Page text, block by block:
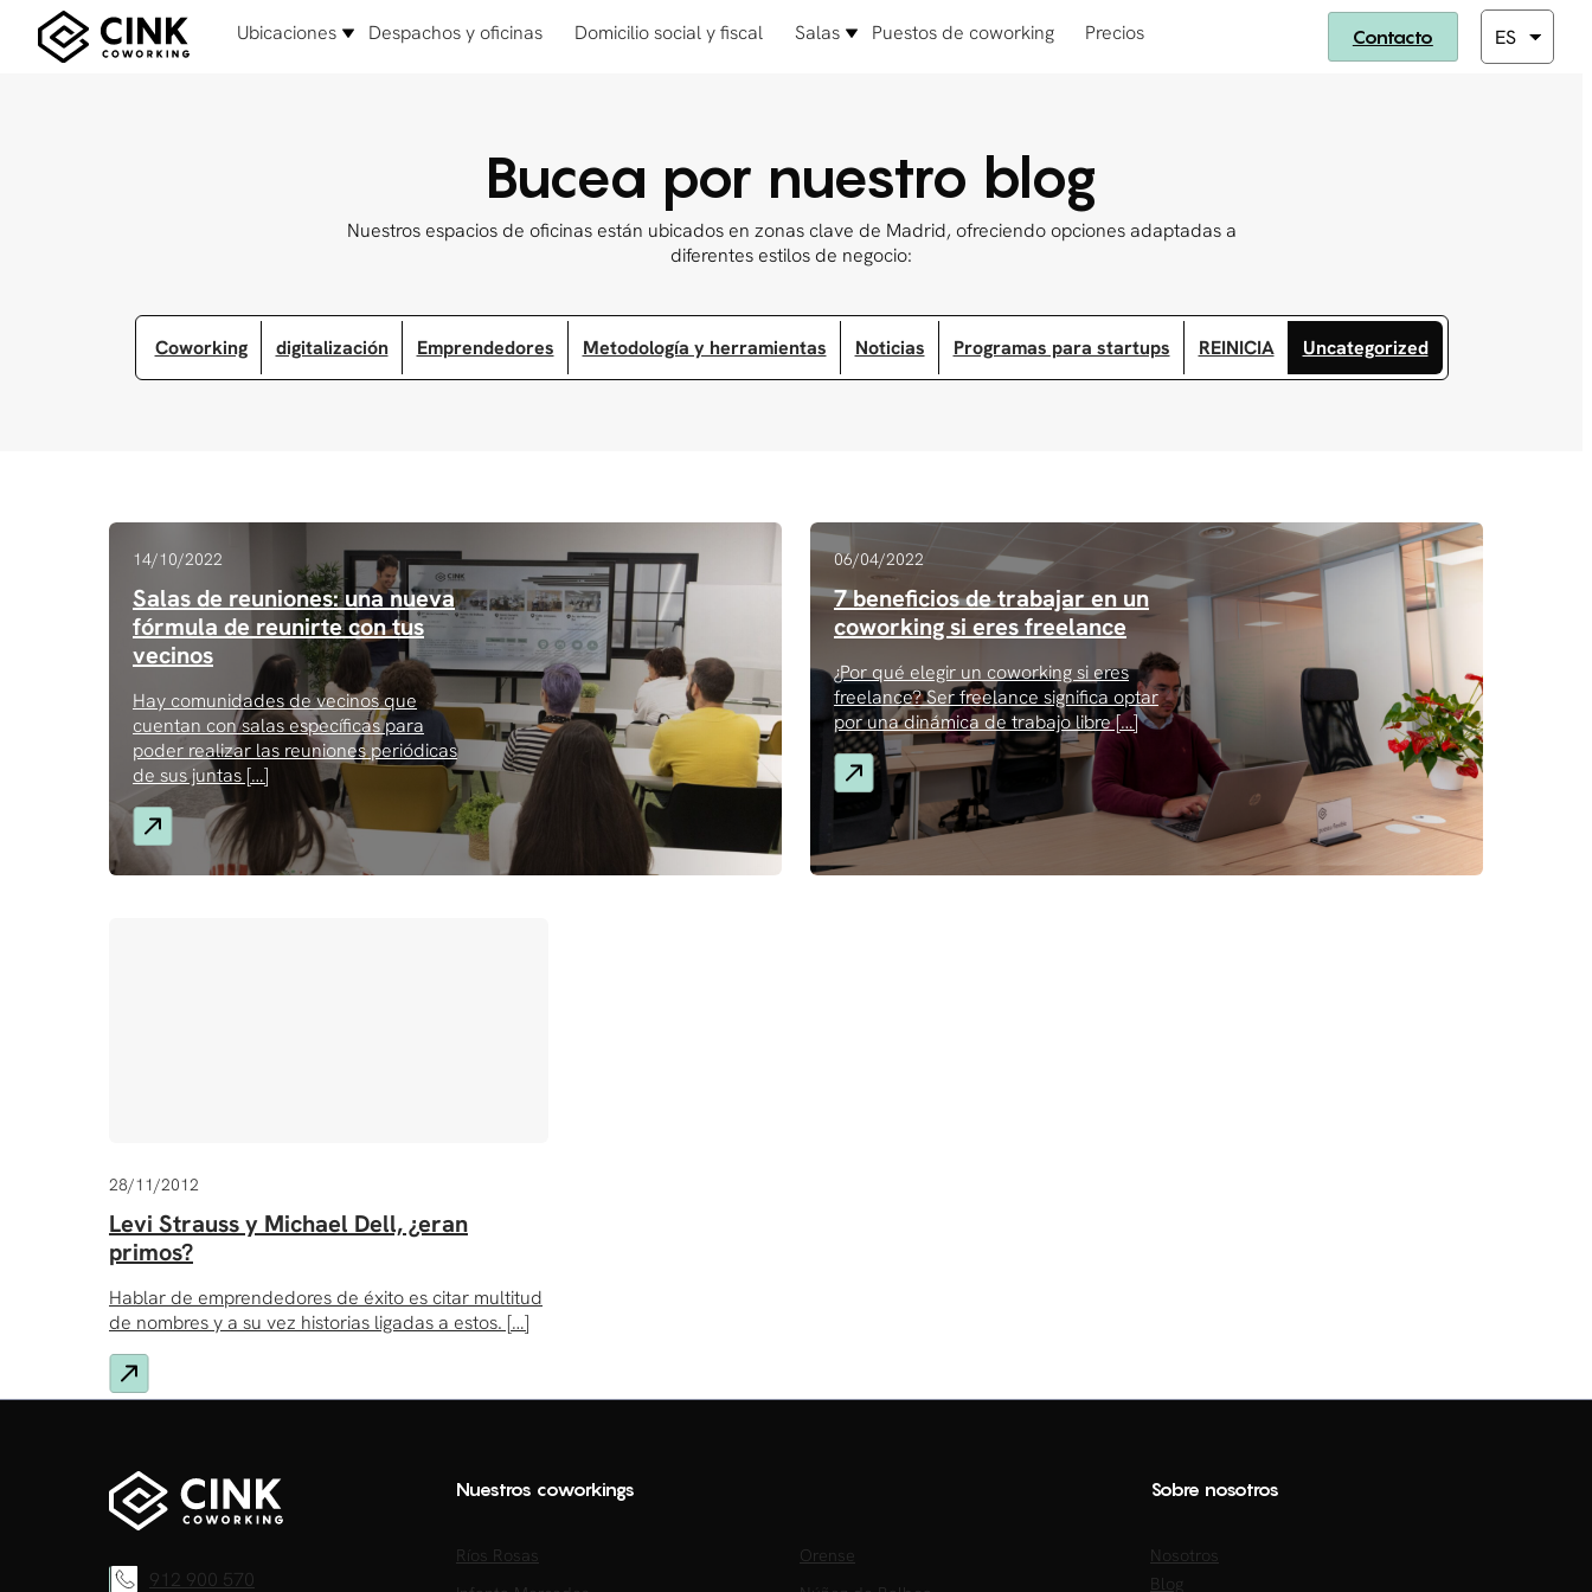
Ubicaciones Despachos y oficinas Domicilio social y fiscal Salas Puestos de coworking Precios Contacto
Bucea por nuestro blog
Nuestros espacios de oficinas están ubicados en zonas clave de Madrid, ofreciendo opciones adaptadas a
diferentes estilos de negocio:
Coworking digitalización Emprendedores Metodología y herramientas Noticias Programas para startups REINICIA Uncategorized
14/10/2022
Salas de reuniones: una nueva
fórmula de reunirte con tus
vecinos
Hay comunidades de vecinos que
cuentan con salas específicas para
poder realizar las reuniones periódicas
de sus juntas […]
06/04/2022
7 beneficios de trabajar en un
coworking si eres freelance
¿Por qué elegir un coworking si eres
freelance? Ser freelance significa optar
por una dinámica de trabajo libre […]
28/11/2012
Levi Strauss y Michael Dell, ¿eran
primos?
Hablar de emprendedores de éxito es citar multitud
de nombres y a su vez historias ligadas a estos. […]
912 900 570
Nuestros coworkings
Ríos Rosas
Orense
Sobre nosotros
Nosotros
Blog